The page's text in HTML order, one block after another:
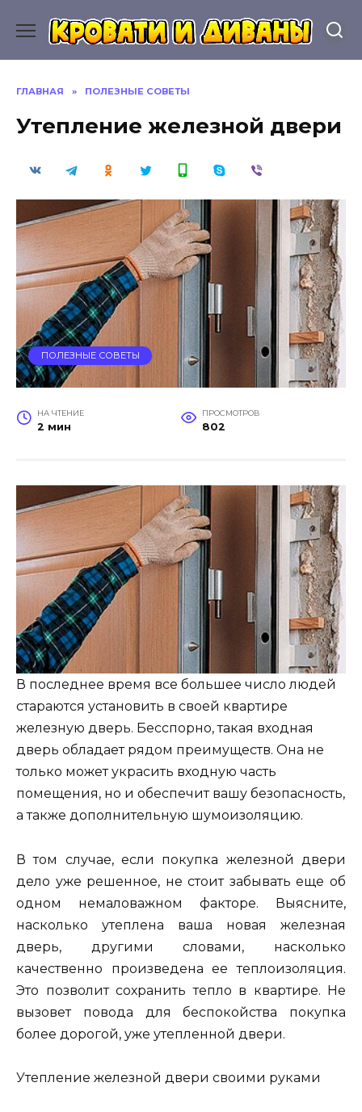
содержанию
ГЛАВНАЯ » ПОЛЕЗНЫЕ СОВЕТЫ
Утепление железной двери
ПОЛЕЗНЫЕ СОВЕТЫ
НА ЧТЕНИЕ
2 мин
ПРОСМОТРОВ
802
В последнее время все большее число людей
стараются установить в своей квартире
железную дверь. Бесспорно, такая входная
дверь обладает рядом преимуществ. Она не
только может украсить входную часть
помещения, но и обеспечит вашу безопасность,
а также дополнительную шумоизоляцию.
В том случае, если покупка железной двери
дело уже решенное, не стоит забывать еще об
одном немаловажном факторе. Выясните,
насколько утеплена ваша новая железная
дверь, другими словами, насколько
качественно произведена ее теплоизоляция.
Это позволит сохранить тепло в квартире. Не
вызовет повода для беспокойства покупка
более дорогой, уже утепленной двери.
Утепление железной двери своими руками